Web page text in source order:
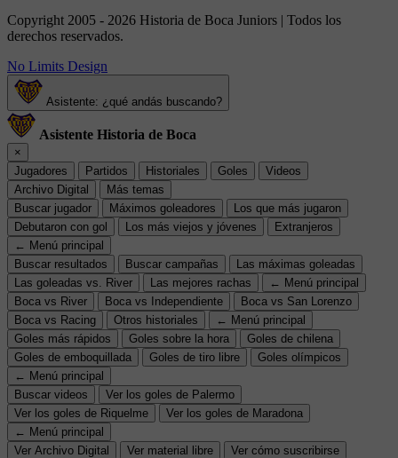
Copyright 2005 - 2026 Historia de Boca Juniors | Todos los
derechos reservados.
No Limits Design
Asistente: ¿qué andás buscando?
Asistente Historia de Boca
×
Jugadores
Partidos Historiales Goles
Videos
Archivo Digital
Más temas
Buscar jugador
Máximos goleadores
Los que más jugaron
Debutaron con gol
Los más viejos y jóvenes
Extranjeros
← Menú principal
Buscar resultados
Buscar campañas
Las máximas goleadas
Las goleadas vs. River
Las mejores rachas
← Menú principal
Boca vs River
Boca vs Independiente
Boca vs San Lorenzo
Boca vs Racing
Otros historiales
← Menú principal
Goles más rápidos
Goles sobre la hora
Goles de chilena
Goles de emboquillada
Goles de tiro libre
Goles olímpicos
← Menú principal
Buscar videos
Ver los goles de Palermo
Ver los goles de Riquelme
Ver los goles de Maradona
← Menú principal
Ver Archivo Digital
Ver material libre
Ver cómo suscribirse